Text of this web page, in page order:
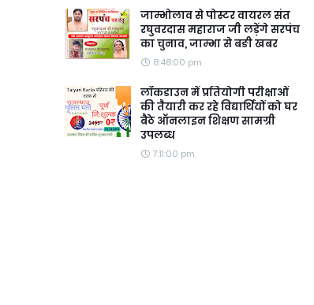
जाम्भोलाव से पोस्टर वायरल संत
रघुवरदास महाराज जी लड़ेंगे सरपंच
का चुनाव, जाम्भा से बङी खबर
8:48:00 pm
लॉकडाउन में प्रतियोगी परीक्षाओं
की तैयारी कर रहे विद्यार्थियों को घर
बैठे ऑनलाइन शिक्षण सामग्री
उपलब्ध
7:11:00 pm